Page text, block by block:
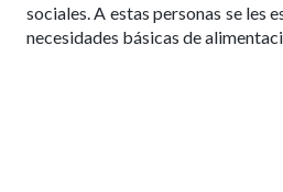
sociales. A estas personas se les
necesidades básicas de